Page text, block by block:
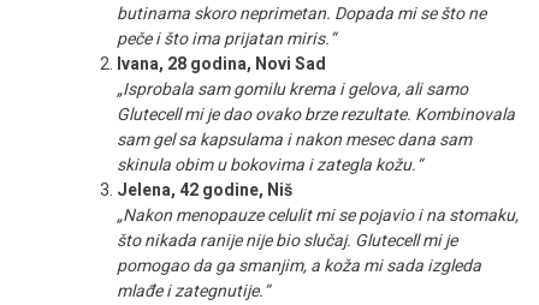
butinama skoro neprimetan. Dopada mi se što ne
peče i što ima prijatan miris.“
Ivana, 28 godina, Novi Sad
„Isprobala sam gomilu krema i gelova, ali samo
Glutecell mi je dao ovako brze rezultate. Kombinovala
sam gel sa kapsulama i nakon mesec dana sam
skinula obim u bokovima i zategla kožu.“
Jelena, 42 godine, Niš
„Nakon menopauze celulit mi se pojavio i na stomaku,
što nikada ranije nije bio slučaj. Glutecell mi je
pomogao da ga smanjim, a koža mi sada izgleda
mlađe i zategnutije.“